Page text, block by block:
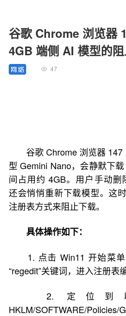
谷歌 Chrome 浏览器
4GB 端侧 AI 模型的
47
谷歌 Chrome 浏览器 147
型 Gemini Nano，会静默下
间占用约 4GB。用户手动删
还会悄悄重新下载模型。这
注册表方式来阻止下载。
具体操作如下：
1. 点击 Win11 开始菜单
“regedit”关键词，进入注册表
2. 定位到以
HKLM/SOFTWARE/Policies/